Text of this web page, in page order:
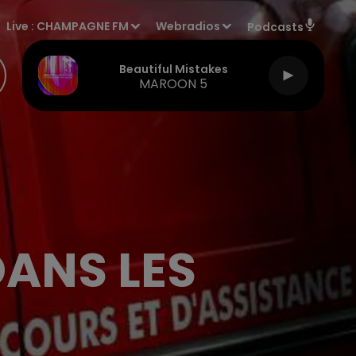
Live : CHAMPAGNE FM Webradios Podcasts
Beautiful Mistakes
MAROON 5
LES